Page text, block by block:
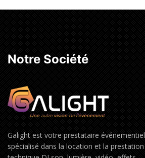
Notre Société
Galight est votre prestataire événementiel
spécialisé dans la location et la prestation